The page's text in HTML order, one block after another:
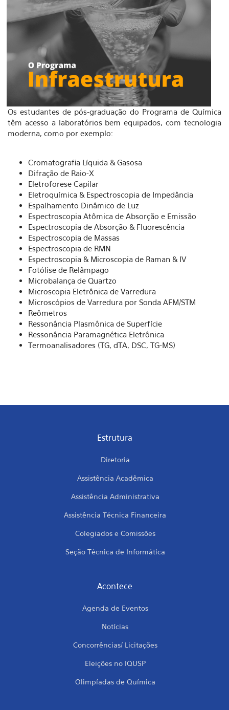
Os estudantes de pós-graduação do Programa de Química
têm acesso a laboratórios bem equipados, com tecnologia
moderna, como por exemplo:
Cromatografia Líquida & Gasosa
Difração de Raio-X
Eletroforese Capilar
Eletroquímica & Espectroscopia de Impedância
Espalhamento Dinâmico de Luz
Espectroscopia Atômica de Absorção e Emissão
Espectroscopia de Absorção & Fluorescência
Espectroscopia de Massas
Espectroscopia de RMN
Espectroscopia & Microscopia de Raman & IV
Fotólise de Relâmpago
Microbalança de Quartzo
Microscopia Eletrônica de Varredura
Microscópios de Varredura por Sonda AFM/STM
Reômetros
Ressonância Plasmônica de Superfície
Ressonância Paramagnética Eletrônica
Termoanalisadores (TG, dTA, DSC, TG-MS)
Estrutura
Diretoria
Assistência Acadêmica
Assistência Administrativa
Assistência Técnica Financeira
Colegiados e Comissões
Seção Técnica de Informática
Acontece
Agenda de Eventos
Notícias
Concorrências/ Licitações
Eleições no IQUSP
Olimpíadas de Química